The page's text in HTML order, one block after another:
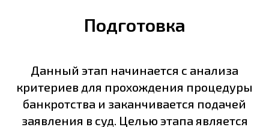
Подготовка
Данный этап начинается с анализа
критериев для прохождения процедуры
банкротства и заканчивается подачей
заявления в суд. Целью этапа является